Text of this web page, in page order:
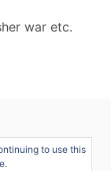
war etc.
to use this